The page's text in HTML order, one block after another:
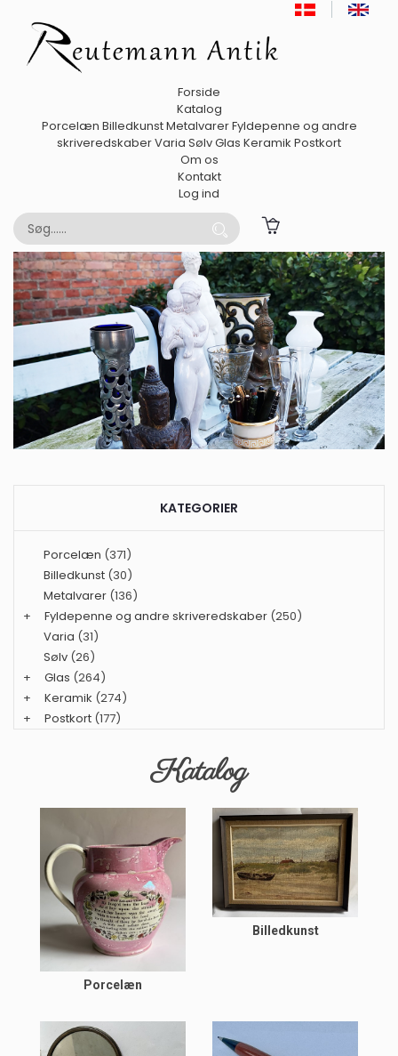
Forside
Katalog
Porcelæn BilledkunstMetalvarerFyldepenne og andre
skriveredskaberVaria SølvGlas Keramik Postkort
Om os
Kontakt
Log ind
KATEGORIER
Porcelæn (371)
Billedkunst (30)
Metalvarer (136)
+
Fyldepenne og andre skriveredskaber (250)
Varia (31)
Sølv (26)
+
Glas (264)
+
Keramik (274)
+
Postkort (177)
Katalog
Porcelæn
Billedkunst